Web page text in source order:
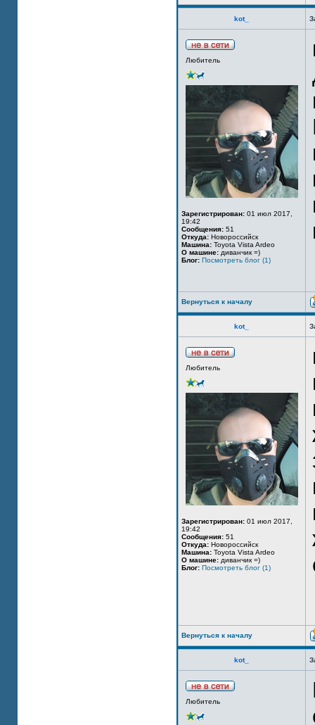
kot_
Любитель
Зарегистрирован: 01 июл 2017,
19:42
Сообщения: 51
Откуда: Новороссийск
Машина: Toyota Vista Ardeo
О машине: диванчик =)
Блог: Посмотреть блог (1)
Вернуться к началу
kot_
Любитель
Зарегистрирован: 01 июл 2017,
19:42
Сообщения: 51
Откуда: Новороссийск
Машина: Toyota Vista Ardeo
О машине: диванчик =)
Блог: Посмотреть блог (1)
Вернуться к началу
kot_
Любитель